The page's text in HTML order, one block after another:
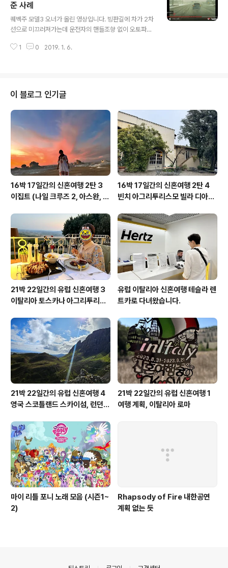
은 EXT4와 FAT32(exFAT는 안됨)포멧을 지원하며, 쓰
기속도는 20MB/s 이상의 저장장치가 권장됩니다. 주행시
상시녹화의 경우 최대 60분의 영상이 1분 단위로 저장되
을 직접 눌러 저장하는 이벤트녹화나 주차중 상시녹화에
준 사례
퀘벡주 모델3 오너가 올린 영상입니다. 빙판길에 차가 2차
선으로 미끄러져가는데 운전자의 핸들조향 없이 오토파일
찍혔습니다. 빙판길에서 미끄러진건 사람이라면 제어가 불
하시면 구매 혜택을 받을 수 있습니다. (적용가능 모델: 모
델S, 모델X, 모델3)
1 0 2019. 1. 6.
이 블로그 인기글
16박 17일간의 신혼여행 2탄 3
이집트 (나일 크루즈 2, 아스완, 아
16박 17일간의 신혼여행 2탄 4
빈치 아그리투리스모 빌라 디아넬
21박 22일간의 유럽 신혼여행 3
이탈리아 토스카나 아그리투리스
유럽 이탈리아 신혼여행 테슬라 렌
트카로 다녀왔습니다.
21박 22일간의 유럽 신혼여행 4
영국 스코틀랜드 스카이섬, 런던,
21박 22일간의 유럽 신혼여행 1
여행 계획, 이탈리아 로마
마이 리틀 포니 노래 모음 (시즌1~
2)
Rhapsody of Fire 내한공연
계획 없는 듯